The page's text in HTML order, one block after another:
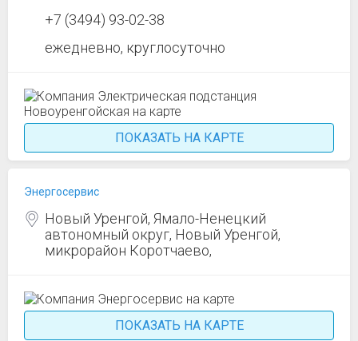
+7 (3494) 93-02-38
ежедневно, круглосуточно
ПОКАЗАТЬ НА КАРТЕ
Энергосервис
Новый Уренгой, Ямало-Ненецкий
автономный округ, Новый Уренгой,
микрорайон Коротчаево,
ПОКАЗАТЬ НА КАРТЕ